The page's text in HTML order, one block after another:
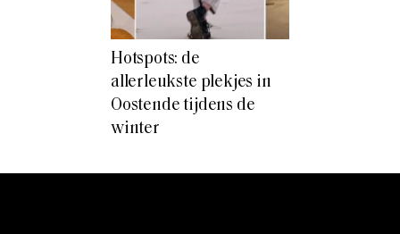
Hotspots: de
allerleukste plekjes in
Oostende tijdens de
winter